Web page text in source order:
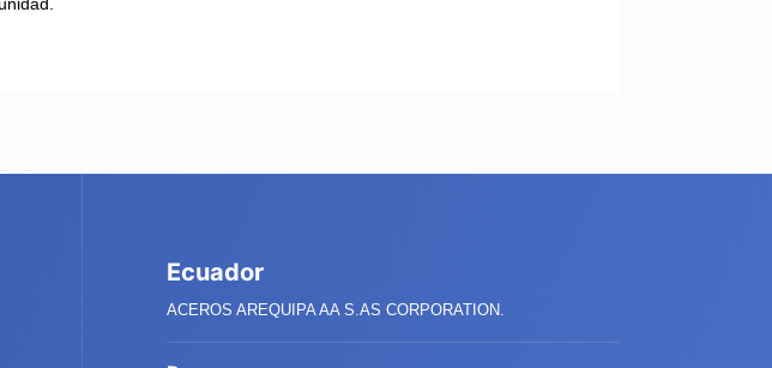
Ecuador
ACEROS AREQUIPA AA S.AS CORPORATION.